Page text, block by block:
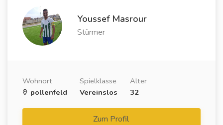
Youssef Masrour
Stürmer
Wohnort
pollenfeld
Spielklasse
Vereinslos
Alter
32
Zum Profil